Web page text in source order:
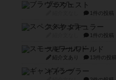
ブラヴェスト
1件の投稿
スペクタキュラー
1件の投稿
スモールワールド
紹介文あり 13件の投稿
ギャンブラー